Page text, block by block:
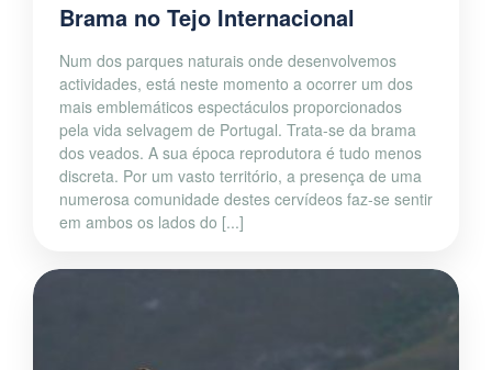
Brama no Tejo Internacional
Num dos parques naturais onde desenvolvemos
actividades, está neste momento a ocorrer um dos
mais emblemáticos espectáculos proporcionados
pela vida selvagem de Portugal. Trata-se da brama
dos veados. A sua época reprodutora é tudo menos
discreta. Por um vasto território, a presença de uma
numerosa comunidade destes cervídeos faz-se sentir
em ambos os lados do [...]